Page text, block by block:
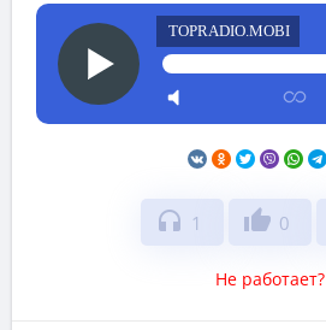
TOPRADIO.MOBI
headphones 1 thumb_up 0
Не работает?